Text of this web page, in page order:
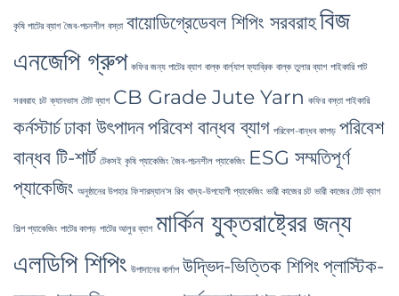
কৃষি পাটের ব্যাগ জৈব-পচনশীল বস্তা বায়োডিগ্রেডেবল শিপিং সরবরাহবিজ
এনজেপি গ্রুপ কফির জন্য পাটের ব্যাগ বাল্ক বার্ল্যাপ ফ্যাব্রিক বাল্ক তুলার ব্যাগ পাইকারি পাট
সরবরাহ চট ক্যানভাস টোট ব্যাগ CB Grade Jute Yarn কফির বস্তা পাইকারি
কর্নস্টার্চঢাকা উৎপাদনপরিবেশ বান্ধব ব্যাগ পরিবেশ-বান্ধব কাপড় পরিবেশ
বান্ধব টি-শার্ট টেকসই কৃষি প্যাকেজিং জৈব-পচনশীল প্যাকেজিং ESG সম্মতিপূর্ণ
প্যাকেজিং অনুষ্ঠানের উপহার ফিশারম্যান'স রিব খাদ্য-উপযোগী প্যাকেজিং ভারী কাজের চট ভারী কাজের টোট ব্যাগ
শিল্প প্যাকেজিং পাটের কাপড় পাটের আলুর ব্যাগ মার্কিন যুক্তরাষ্ট্রের জন্য
এলডিপি শিপিং উপাদানের বার্লাপ উদ্ভিদ-ভিত্তিক শিপিংপ্লাস্টিক-